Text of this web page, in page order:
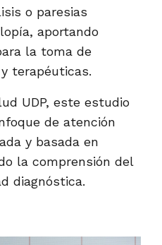
o paresias
aportando
la toma de
terapéuticas.
UDP, este estudio
de atención
y basada en
la comprensión del
diagnóstica.